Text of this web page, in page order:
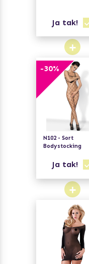
Ja tak!
+
-30%
N102 - Sort
Bodystocking
Ja tak!
+